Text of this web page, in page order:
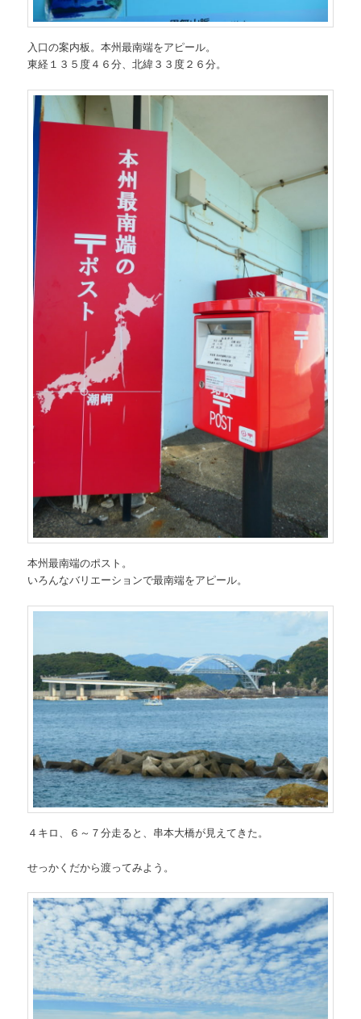
入口の案内板。本州最南端をアピール。
東経１３５度４６分、北緯３３度２６分。
本州最南端のポスト。
いろんなバリエーションで最南端をアピール。
４キロ、６～７分走ると、串本大橋が見えてきた。
せっかくだから渡ってみよう。